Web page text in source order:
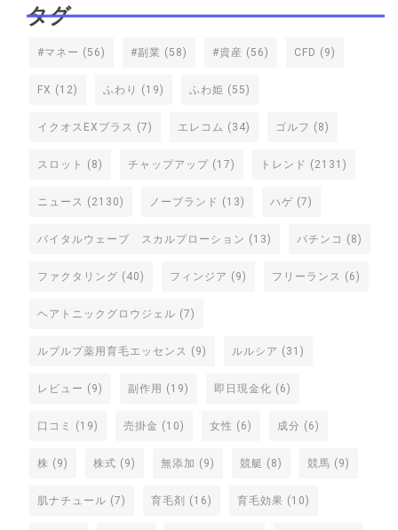
タグ
#マネー (56) #副業 (58) #資産 (56) CFD (9)
FX (12) ふわり (19) ふわ姫 (55)
イクオスEXプラス (7) エレコム (34) ゴルフ (8)
スロット (8) チャップアップ (17) トレンド (2131)
ニュース (2130) ノーブランド (13) ハゲ (7)
バイタルウェーブ スカルプローション (13) パチンコ (8)
ファクタリング (40) フィンジア (9) フリーランス (6)
ヘアトニックグロウジェル (7)
ルプルプ薬用育毛エッセンス (9) ルルシア (31)
レビュー (9) 副作用 (19) 即日現金化 (6)
口コミ (19) 売掛金 (10) 女性 (6) 成分 (6)
株 (9) 株式 (9) 無添加 (9) 競艇 (8) 競馬 (9)
肌ナチュール (7) 育毛剤 (16) 育毛効果 (10)